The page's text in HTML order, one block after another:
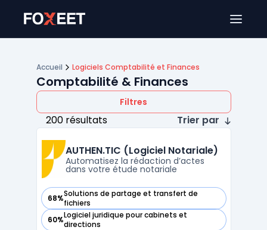
Accueil Logiciels Comptabilité et Finances
Comptabilité & Finances
Filtres
200 résultats Trier par
AUTHEN.TIC (Logiciel Notariale)
Automatisez la rédaction d’actes
dans votre étude notariale
68%Solutions de partage et transfert de
fichiers
— voir AUTHEN.TIC (Logiciel Notariale) dans cette catégorie
60%Logiciel juridique pour cabinets et
directions
— voir AUTHEN.TIC (Logiciel Notariale) dans cette catégorie